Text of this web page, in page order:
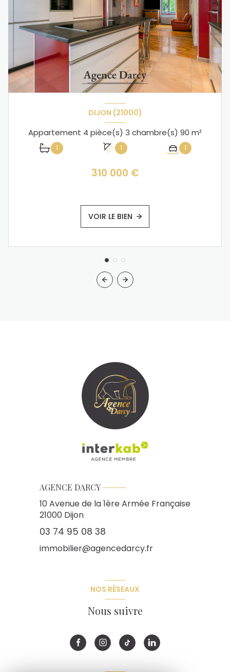
DIJON (21000)
Appartement 4 pièce(s) 3 chambre(s) 90 m²
1 1 1
310 000 €
VOIR LE BIEN
AGENCE DARCY
10 Avenue de la 1ère Armée Française
21000 Dijon
03 74 95 08 38
immobilier@agencedarcy.fr
NOS RÉSEAUX
Nous suivre